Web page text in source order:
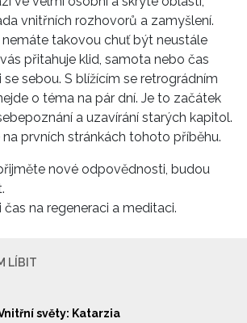
vnitřních rozhovorů a zamyšlení.
nemáte takovou chuť být neustále
přitahuje klid, samota nebo čas
sebou. S blížícím se retrográdním
o téma na pár dní. Je to začátek
a uzavírání starých kapitol.
prvních stránkách tohoto příběhu.
nové odpovědnosti, budou
čas na regeneraci a meditaci.
LÍBIT
světy: Katarzia